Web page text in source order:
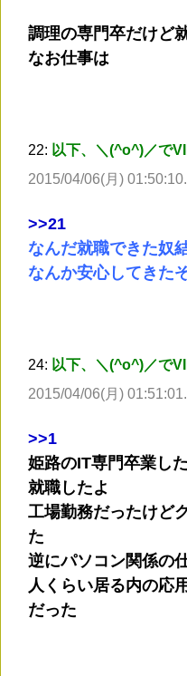
調理の専門卒だけど
なお仕事は
22: 以下、＼(^o^)／で
2015/04/06(月)
>>21
なんだ就職できた奴
なんか安心してきた
24: 以下、＼(^o^)／で
2015/04/06(月)
>>1
姫路のIT専門卒業し
就職したよ
工場勤務だったけど
た
逆にパソコン関係の
人くらい居る内の応
だった